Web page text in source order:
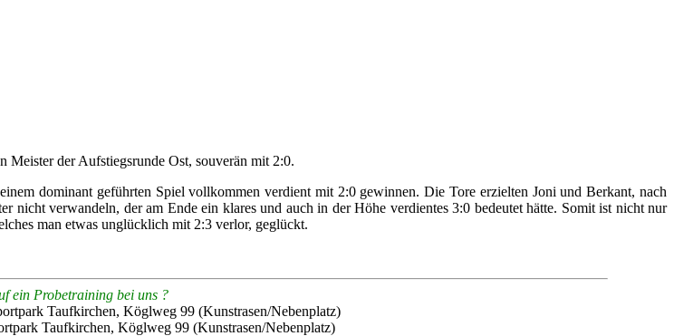
Meister der Aufstiegsrunde Ost, souverän mit 2:0.
dominant geführten Spiel vollkommen verdient mit 2:0 gewinnen. Die Tore erzielten Joni und Berkant, nach
verwandeln, der am Ende ein klares und auch in der Höhe verdientes 3:0 bedeutet hätte. Somit ist nicht nur
man etwas unglücklich mit 2:3 verlor, geglückt.
ein Probetraining bei uns ?
Taufkirchen, Köglweg 99 (Kunstrasen/Nebenplatz)
Taufkirchen, Köglweg 99 (Kunstrasen/Nebenplatz)